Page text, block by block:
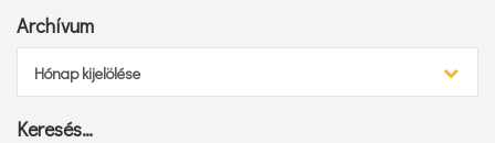
Archívum
Hónap kijelölése
Keresés…